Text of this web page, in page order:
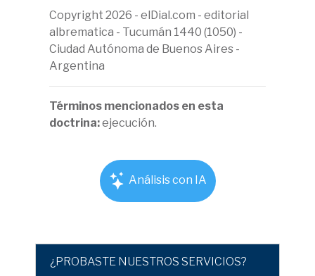
Copyright 2026 - elDial.com - editorial
albrematica - Tucumán 1440 (1050) -
Ciudad Autónoma de Buenos Aires -
Argentina
Términos mencionados en esta
doctrina:ejecución.
Análisis con IA
¿PROBASTE NUESTROS SERVICIOS?